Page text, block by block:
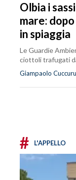
Olbia i
mare:
in spiaggia
Le Guardie
ciottoli trafugati
Giampaolo Cuccuru
# L'APPELLO